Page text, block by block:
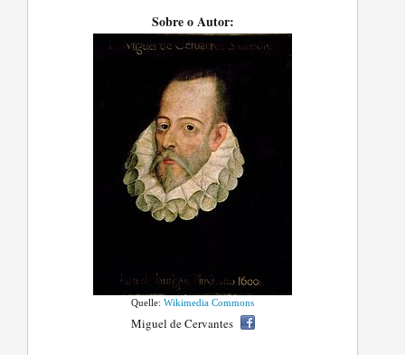
Sobre o Autor:
Quelle:Wikimedia Commons
Miguel de Cervantes